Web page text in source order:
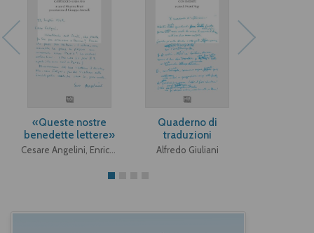
«Queste nostre
benedette lettere»
Quaderno di
traduzioni
Alfredo Giuliani